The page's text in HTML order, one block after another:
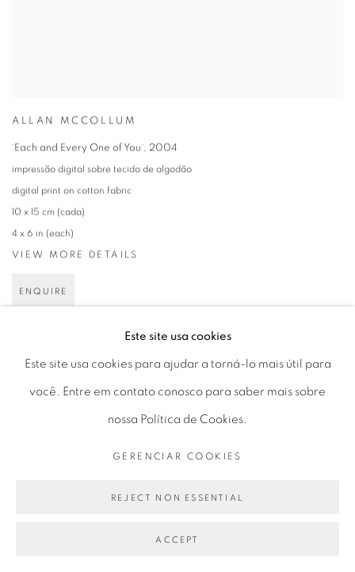
ALLAN MCCOLLUM
¨Each and Every One of You¨, 2004
impressão digital sobre tecido de algodão
digital print on cotton fabric
10 x 15 cm (cada)
4 x 6 in (each)
VIEW MORE DETAILS
ENQUIRE
Este site usa cookies
Este site usa cookies para ajudar a torná-lo mais útil para
você. Entre em contato conosco para saber mais sobre
nossa Política de Cookies.
GERENCIAR COOKIES
REJECT NON ESSENTIAL
ACCEPT